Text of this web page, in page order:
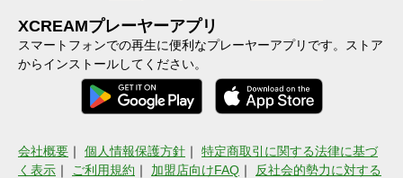
XCREAMプレーヤーアプリ
スマートフォンでの再生に便利なプレーヤーアプリです。ストア
からインストールしてください。
会社概要 ｜ 個人情報保護方針 ｜ 特定商取引に関する法律に基づ
く表示 ｜ ご利用規約 ｜ 加盟店向けFAQ ｜ 反社会的勢力に対する